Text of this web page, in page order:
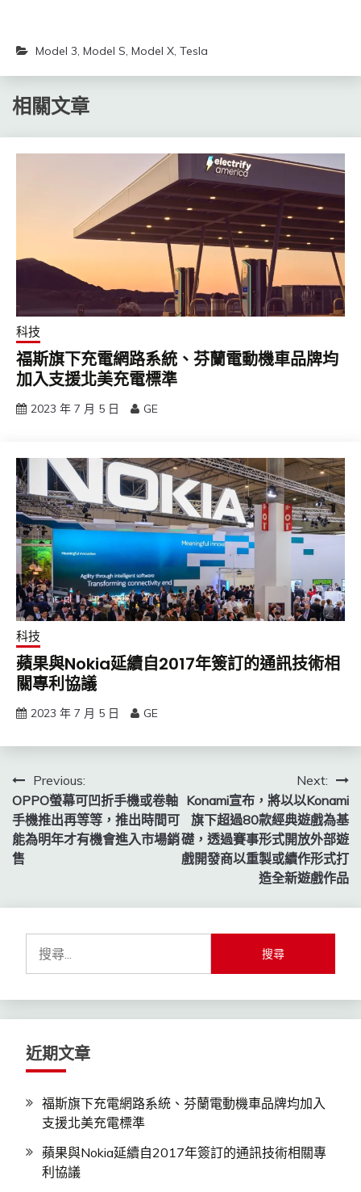
Model 3, Model S, Model X, Tesla
相關文章
科技
福斯旗下充電網路系統、芬蘭電動機車品牌均
加入支援北美充電標準
2023 年 7 月 5 日 GE
科技
蘋果與Nokia延續自2017年簽訂的通訊技術相
關專利協議
2023 年 7 月 5 日 GE
文
章
導
覽
Previous:
OPPO螢幕可凹折手機或卷軸
手機推出再等等，推出時間可
能為明年才有機會進入市場銷
售
Next:
Konami宣布，將以以Konami
旗下超過80款經典遊戲為基
礎，透過賽事形式開放外部遊
戲開發商以重製或續作形式打
造全新遊戲作品
鍵
字:
近期文章
福斯旗下充電網路系統、芬蘭電動機車品牌均加入
支援北美充電標準
蘋果與Nokia延續自2017年簽訂的通訊技術相關專
利協議